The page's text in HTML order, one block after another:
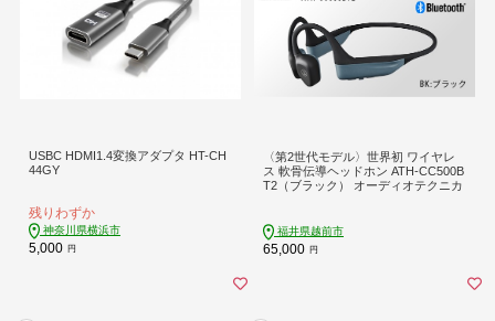
USBC HDMI1.4変換アダプタ HT-CH
44GY
残りわずか
神奈川県横浜市
5,000 円
〈第2世代モデル〉世界初 ワイヤレ
ス 軟骨伝導ヘッドホン ATH-CC500B
T2（ブラック） オーディオテクニカ
福井県越前市
65,000 円